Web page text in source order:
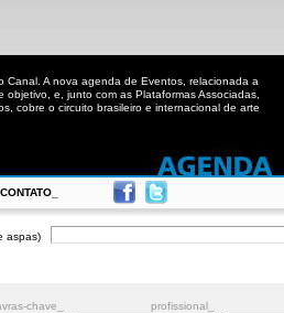
Canal. A nova agenda de Eventos, relacionada a
e, junto com as Plataformas Associadas,
cobre o circuito brasileiro e internacional de arte
CONTATO_
aspas)
chave_ profissional_